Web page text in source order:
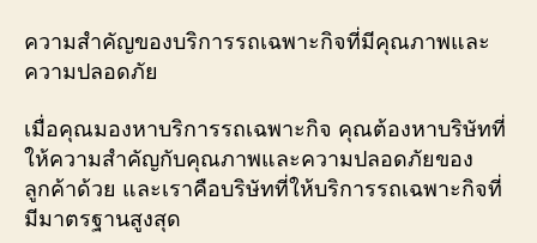
ความสำคัญของบริการรถเฉพาะกิจที่มีคุณภาพและ
ความปลอดภัย
เมื่อคุณมองหาบริการรถเฉพาะกิจ คุณต้องหาบริษัทที่
ให้ความสำคัญกับคุณภาพและความปลอดภัยของ
ลูกค้าด้วย และเราคือบริษัทที่ให้บริการรถเฉพาะกิจที่
มีมาตรฐานสูงสุด